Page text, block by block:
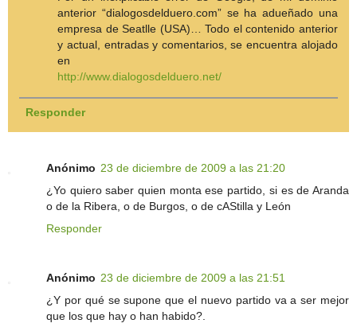
anterior “dialogosdelduero.com” se ha adueñado una
empresa de Seatlle (USA)… Todo el contenido anterior
y actual, entradas y comentarios, se encuentra alojado
en
http://www.dialogosdelduero.net/
Responder
Anónimo 23 de diciembre de 2009 a las 21:20
¿Yo quiero saber quien monta ese partido, si es de Aranda
o de la Ribera, o de Burgos, o de cAStilla y León
Responder
Anónimo 23 de diciembre de 2009 a las 21:51
¿Y por qué se supone que el nuevo partido va a ser mejor
que los que hay o han habido?.